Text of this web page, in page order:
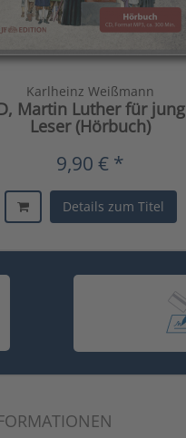
Karlheinz Weißmann
Martin Luther für
Leser (Hörbuch)
9,90 € *
Details zum Titel